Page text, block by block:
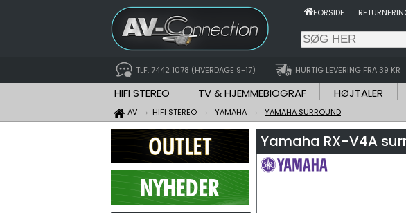
FORSIDE
TLF. 7442 1078 (HVERDAGE 9-17) HURTIG LEVERING FRA 39 KR
HIFI STEREO TV & HJEMMEBIOGRAF HØJTALER
AV HIFI STEREO YAMAHA YAMAHA SURROUND
Yamaha RX-V4A